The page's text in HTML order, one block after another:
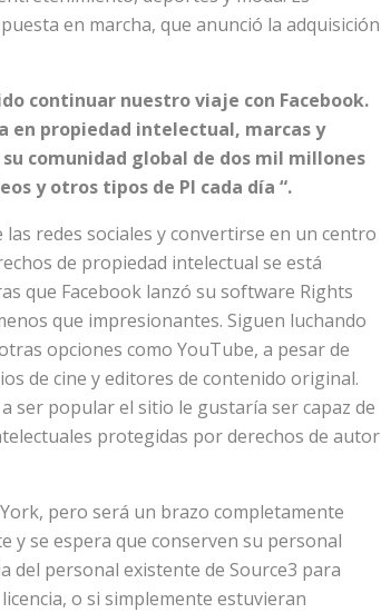
en marcha, que anunció la adquisición
continuar nuestro viaje con Facebook.
en propiedad intelectual, marcas y
comunidad global de dos mil millones
y otros tipos de PI cada día “.
redes sociales y convertirse en un centro
de propiedad intelectual se está
que Facebook lanzó su software Rights
que impresionantes. Siguen luchando
opciones como YouTube, a pesar de
de cine y editores de contenido original.
ser popular el sitio le gustaría ser capaz de
protegidas por derechos de autor
pero será un brazo completamente
y se espera que conserven su personal
del personal existente de Source3 para
o si simplemente estuvieran